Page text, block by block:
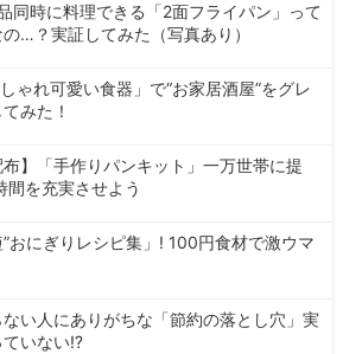
同時に料理できる「2面フライパン」って
…？実証してみた（写真あり）
ゃれ可愛い食器」で“お家居酒屋”をグレ
みた！
布】「手作りパンキット」一万世帯に提
間を充実させよう
”おにぎりレシピ集」! 100円食材で激ウマ
い人にありがちな「節約の落とし穴」実
ていない⁉